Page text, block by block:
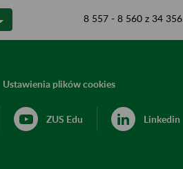
8 557 - 8 560 z 34 356.
Ustawienia plików cookies
ZUS Edu Linkedin